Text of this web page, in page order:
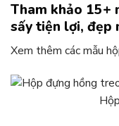
Tham khảo 15+
sấy tiện lợi, đẹp
Xem thêm các mẫu